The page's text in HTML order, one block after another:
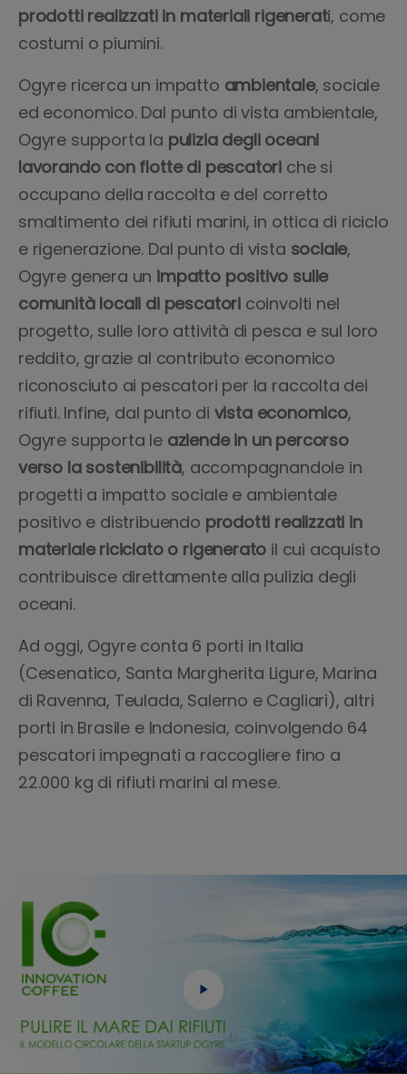
prodotti realizzati in materiali rigenerati, come
costumi o piumini.
Ogyre ricerca un impatto ambientale, sociale
ed economico. Dal punto di vista ambientale,
Ogyre supporta la pulizia degli oceani
lavorando con flotte di pescatori che si
occupano della raccolta e del corretto
smaltimento dei rifiuti marini, in ottica di riciclo
e rigenerazione. Dal punto di vista sociale,
Ogyre genera un impatto positivo sulle
comunità locali di pescatoricoinvolti nel
progetto, sulle loro attività di pesca e sul loro
reddito, grazie al contributo economico
riconosciuto ai pescatori per la raccolta dei
rifiuti. Infine, dal punto di vista economico,
Ogyre supporta le aziende in un percorso
verso la sostenibilità, accompagnandole in
progetti a impatto sociale e ambientale
positivo e distribuendo prodotti realizzati in
materiale riciclato o rigenerato il cui acquisto
contribuisce direttamente alla pulizia degli
oceani.
Ad oggi, Ogyre conta 6 porti in Italia
(Cesenatico, Santa Margherita Ligure, Marina
di Ravenna, Teulada, Salerno e Cagliari), altri
porti in Brasile e Indonesia, coinvolgendo 64
pescatori impegnati a raccogliere fino a
22.000 kg di rifiuti marini al mese.